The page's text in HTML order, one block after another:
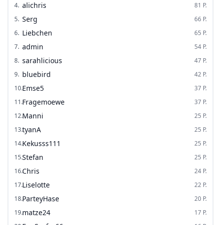
4. alichris 81 P.
5. Serg 66 P.
6. Liebchen 65 P.
7. admin 54 P.
8. sarahlicious 47 P.
9. bluebird 42 P.
10.Emse5 37 P.
11.Fragemoewe 37 P.
12.Manni 25 P.
13.tyanA 25 P.
14.Kekusss111 25 P.
15.Stefan 25 P.
16.Chris 24 P.
17.Liselotte 22 P.
18.ParteyHase 20 P.
19.matze24 17 P.